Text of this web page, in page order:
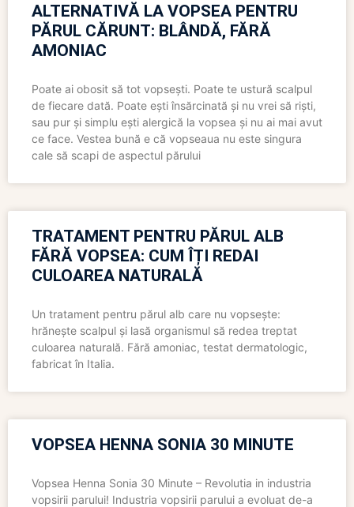
ALTERNATIVĂ LA VOPSEA PENTRU
PĂRUL CĂRUNT: BLÂNDĂ, FĂRĂ
AMONIAC
Poate ai obosit să tot vopsești. Poate te ustură scalpul
de fiecare dată. Poate ești însărcinată și nu vrei să riști,
sau pur și simplu ești alergică la vopsea și nu ai mai avut
ce face. Vestea bună e că vopseaua nu este singura
cale să scapi de aspectul părului
TRATAMENT PENTRU PĂRUL ALB
FĂRĂ VOPSEA: CUM ÎȚI REDAI
CULOAREA NATURALĂ
Un tratament pentru părul alb care nu vopsește:
hrănește scalpul și lasă organismul să redea treptat
culoarea naturală. Fără amoniac, testat dermatologic,
fabricat în Italia.
VOPSEA HENNA SONIA 30 MINUTE
Vopsea Henna Sonia 30 Minute – Revolutia in industria
vopsirii parului! Industria vopsirii parului a evoluat de-a